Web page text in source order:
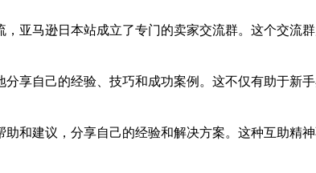
亚马逊日本站成立了专门的卖家交流群。这个交流
享自己的经验、技巧和成功案例。这不仅有助于新
和建议，分享自己的经验和解决方案。这种互助精